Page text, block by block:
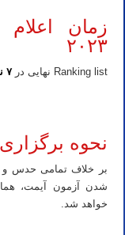
زمان اعلام
۲۰۲۳
Ranking list نهایی در ۷ نوامبر ۲۰۲۳
نحوه برگزاری
بر خلاف تمامی حدس و
شدن آزمون آیمت،
خواهد شد.